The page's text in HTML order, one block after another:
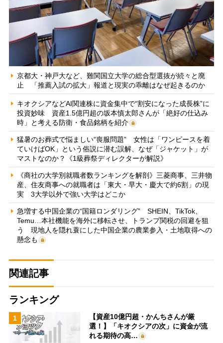
京都大・神戸大など、難関国立大学の総合型選抜が続々と廃
止 「推薦入試の拡大」報道と現実の乖離はなぜ起きるのか
キオクシアなどAI関連株に資金集中で“割安になった成長株”に
投資妙味 資産1.5億円超の坂本慎太郎さんが「絶好の仕込み
時」と考える防衛・食品銘柄を紹介
猛暑のお葬式で悩ましい“喪服問題” 女性は「ワンピースを着
ていけばOK」という俗説に潜む誤解、なぜ「ジャケット」が
マストなのか？《1級葬祭ディレクターが解説》
《商社の大学別就職者数ランキングを解剖》三菱商事、三井物
産、住友商事への就職者は「東大・早大・慶大で約6割」の現
実 3大学以外で強い大学はどこか
急増する中国企業の“国籍ロンダリング” SHEIN、TikTok、
Temu…本社機能を海外に移転させ、トランプ関税の回避を狙
う 現地人を隠れ蓑にした中国企業の農業参入・土地取得への
懸念も
関連記事
ランキング
1
【資産10億円超・かんちさんが厳
選！】「キオクシアの次」に資金が流
れる期待の高…